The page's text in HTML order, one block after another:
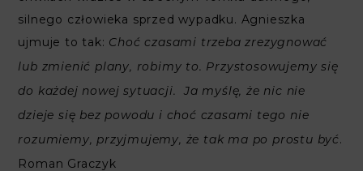
silnego człowieka sprzed wypadku. Agnieszka
ujmuje to tak: Choć czasami trzeba zrezygnować
lub zmienić plany, robimy to. Przystosowujemy się
do każdej nowej sytuacji. Ja myślę, że nic nie
dzieje się bez powodu i choć czasami tego nie
rozumiemy, przyjmujemy, że tak ma po prostu być.
Roman Graczyk